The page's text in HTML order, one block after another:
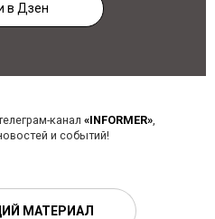
в Дзен
канал «INFORMER»,
и событий!
МАТЕРИАЛ